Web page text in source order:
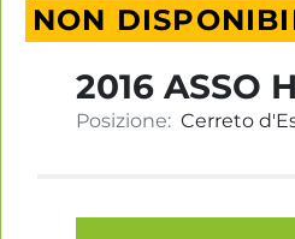
NON
2016 ASSO
Posizione: Cerreto